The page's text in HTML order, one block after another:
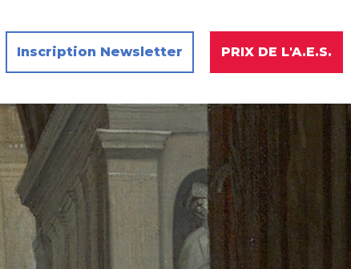
Inscription Newsletter PRIX DE L'A.E.S.